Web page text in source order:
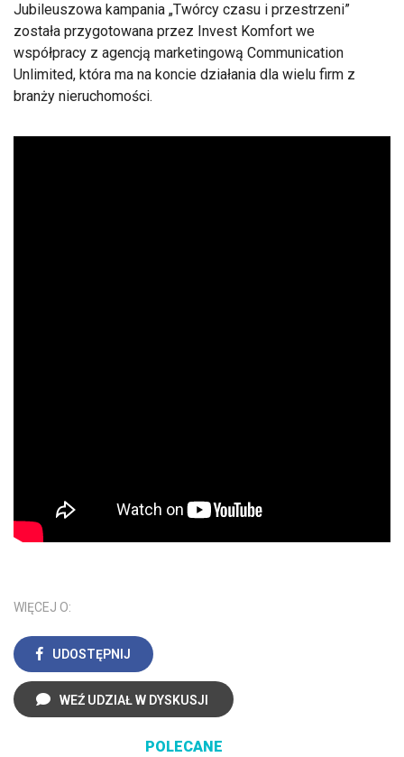
Jubileuszowa kampania „Twórcy czasu i przestrzeni”
została przygotowana przez Invest Komfort we
współpracy z agencją marketingową Communication
Unlimited, która ma na koncie działania dla wielu firm z
branży nieruchomości.
WIĘCEJ O:
UDOSTĘPNIJ
WEŹ UDZIAŁ W DYSKUSJI
POLECANE